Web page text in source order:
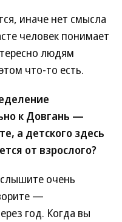
иначе нет смысла
человек понимает
людям
что-то есть.
к Довгань —
а детского здесь
от взрослого?
очень
—
год. Когда вы